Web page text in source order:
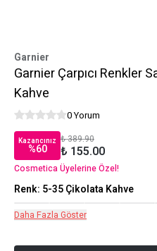
Garnier
Garnier Çarpıcı Renkler
Kahve
0 Yorum
Kazancınız
%60
₺ 389.90
₺ 155.00
Cosmetica Üyelerine Özel!
Renk: 5-35 Çikolata Kahve
Daha Fazla Göster